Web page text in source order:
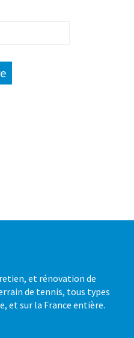
et rénovation de
de tennis, tous types
et sur la France entière.